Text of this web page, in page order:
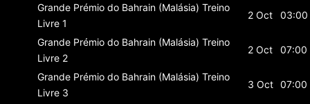
Grande Prémio do Bahrain (Malásia) Treino
Livre 1
2 Oct 03:00
Grande Prémio do Bahrain (Malásia) Treino
Livre 2
2 Oct 07:00
Grande Prémio do Bahrain (Malásia) Treino
Livre 3
3 Oct 07:00